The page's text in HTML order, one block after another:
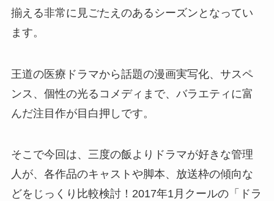
揃える非常に見ごたえのあるシーズンとなってい
ます。
王道の医療ドラマから話題の漫画実写化、サスペ
ンス、個性の光るコメディまで、バラエティに富
んだ注目作が目白押しです。
そこで今回は、三度の飯よりドラマが好きな管理
人が、各作品のキャストや脚本、放送枠の傾向な
どをじっくり比較検討！2017年1月クールの「ドラ